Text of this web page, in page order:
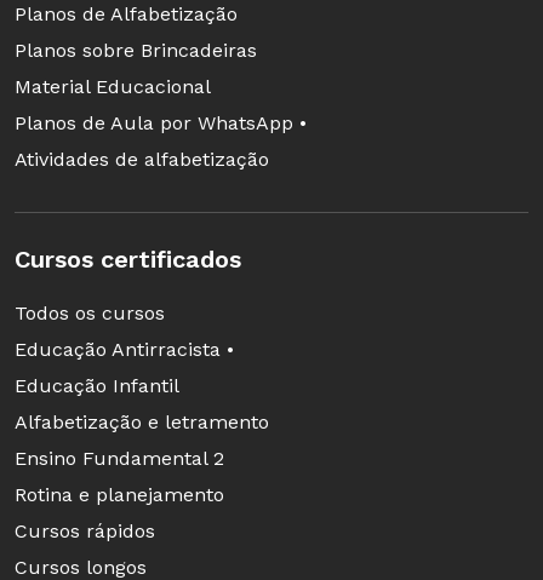
Planos de Alfabetização
Planos sobre Brincadeiras
Material Educacional
Planos de Aula por WhatsApp •
Atividades de alfabetização
Cursos certificados
Todos os cursos
Educação Antirracista •
Educação Infantil
Alfabetização e letramento
Ensino Fundamental 2
Rotina e planejamento
Cursos rápidos
Cursos longos